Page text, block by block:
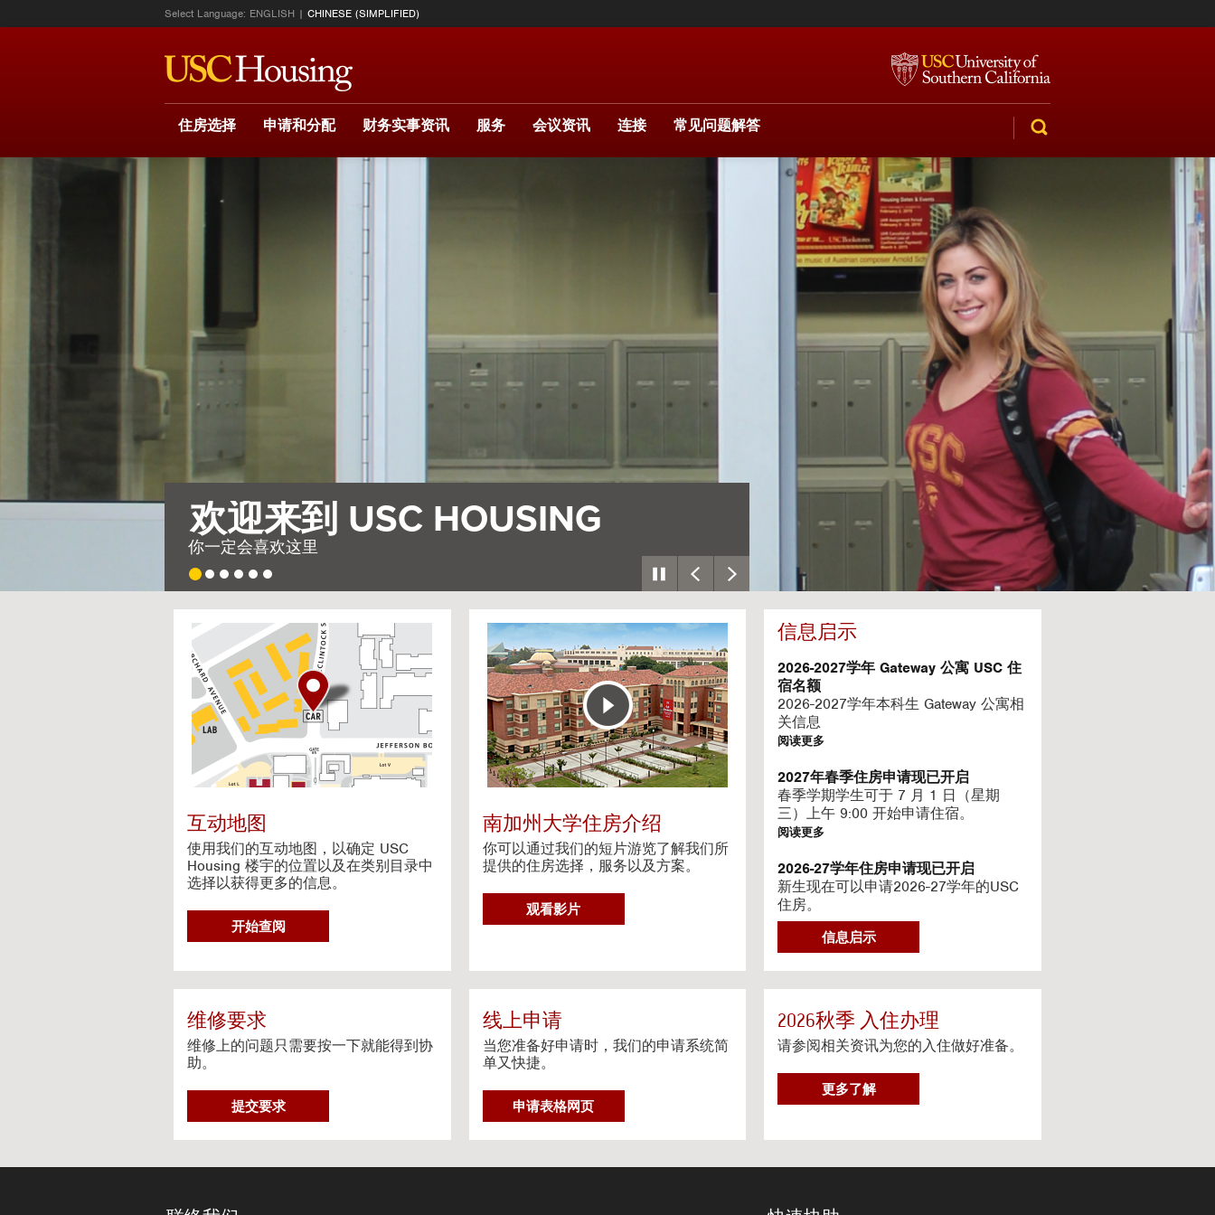
Select Language: ENGLISH CHINESE (SIMPLIFIED)
住房选择 申请和分配 财务实事资讯 服务 会议资讯 连接
常见问题解答
SEARCH
需要整个村庄
因此，我们建造了一座
USC
Housing
G
o
n
c
t
i
v
e
p
互动地图
使用我们的互动地图，以确定 USC
Housing 楼宇的位置以及在类别目录中
选择以获得更多的信息。
G
O
N
T
E
A
C
T
I
开始查阅
G
o
o
H
o
u
s
g
V
i
d
s
南加州大学住房介绍
你可以通过我们的短片游览了解我们所
提供的住房选择，服务以及方案。
G
O
U
S
I
N
G
V
I
D
观看影片
信息启示
2026-2027学年 Gateway 公寓 USC 住
宿名额
2026-2027学年本科生 Gateway 公寓相
关信息
阅读更多
2027年春季住房申请现已开启
春季学期学生可于 7 月 1 日（星期
三）上午 9:00 开始申请住宿。
阅读更多
2026-27学年住房申请现已开启
新生现在可以申请2026-27学年的USC
住房。
阅读更多
阅读更多
Gateway房源-住房续约程序UHR
Gateway apartments 将在(UHR)住房续
约程序中可用。
阅读更多
流媒体服务
信息启示
维修要求
维修上的问题只需要按一下就能得到协
助。
提交要求维
修
要
线上申请
当您准备好申请时，我们的申请系统简
单又快捷。
申请表格网页
2026秋季 入住办理
请参阅相关资讯为您的入住做好准备。
更多了解2
0
6